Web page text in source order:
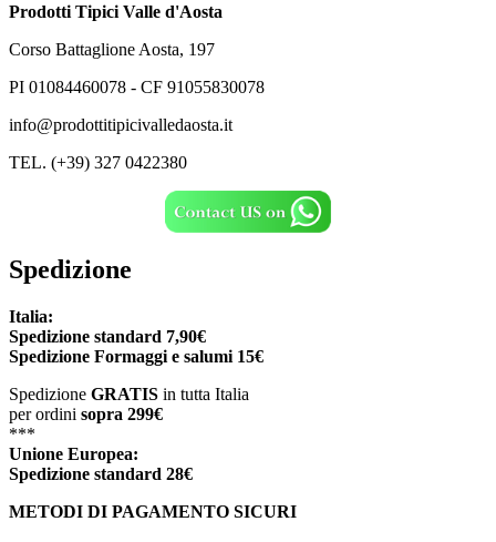
Prodotti Tipici Valle d'Aosta
Corso Battaglione Aosta, 197
PI 01084460078 - CF 91055830078
info@prodottitipicivalledaosta.it
TEL. (+39) 327 0422380
Spedizione
Italia:
Spedizione standard 7,90€
Spedizione Formaggi e salumi 15€
Spedizione GRATIS in tutta Italia
per ordini sopra 299€
***
Unione Europea:
Spedizione standard 28€
METODI DI PAGAMENTO SICURI